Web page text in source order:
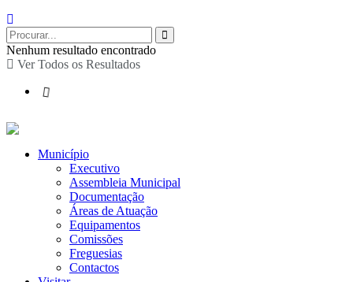
Nenhum resultado encontrado
Ver Todos os Resultados
Município
Executivo
Assembleia Municipal
Documentação
Áreas de Atuação
Equipamentos
Comissões
Freguesias
Contactos